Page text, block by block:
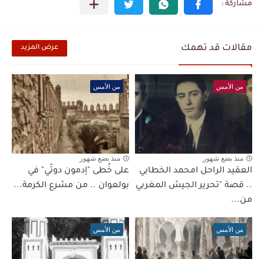
مقالات قد تهمك عرض المزيد
من الأمس
منذ بضع شهور
العقيد الراحل امحمد الخطابي
.. قصة "تحرير الجيش المغربي
من...
من الأمس
منذ بضع شهور
على خُطى "إدمون دوتّي" في
بولعوان .. من مشرع الكرمة...
من الأمس من الأمس